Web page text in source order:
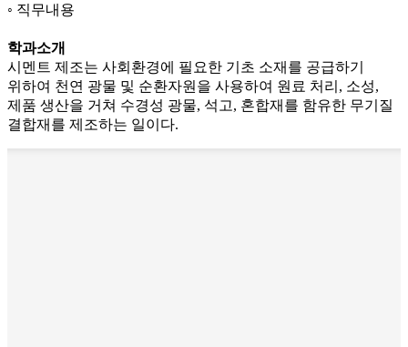
직무내용
학과소개
시멘트 제조는 사회환경에 필요한 기초 소재를 공급하기
위하여 천연 광물 및 순환자원을 사용하여 원료 처리, 소성,
제품 생산을 거쳐 수경성 광물, 석고, 혼합재를 함유한 무기질
결합재를 제조하는 일이다.